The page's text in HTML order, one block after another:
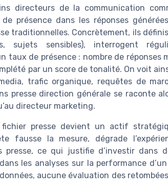
directeurs de la communication
présence dans les réponses
traditionnelles. Concrètement, ils
sujets sensibles), interrogent
taux de présence : nombre de réponses
par un score de tonalité. On voit
trafic organique, requêtes de
presse direction générale se raconte
directeur marketing.
presse devient un actif
fausse la mesure, dégrade
presse, ce qui justifie d’investir dans
les analyses sur la performance
aucune évaluation des